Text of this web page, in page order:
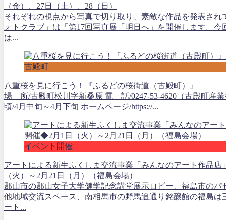
（金）、27日（土）、28（日）
それぞれの視点から写真で切り取り、素敵な作品を発表され
ォトクラブ」は「第17回写真展「明日へ」を開催します。今
は...
古殿町
八重桜を見に行こう！『ふるどの桜街道（古殿町）』
場 所/古殿町松川字新桑原 電 話/0247-53-4620（古殿町産
頃/4月中旬～4月下旬 ホームページ/https://...
イベント開催
アートによる新生ふくしま交流事業「みんなのアート作品
（火）～2月21日（月）（福島会場）
郡山市の郡山女子大学健学記念講堂展示ロビー、福島市のパ
他地域交流スペース、南相馬市の野馬追通り銘醸館の福島は
ート...